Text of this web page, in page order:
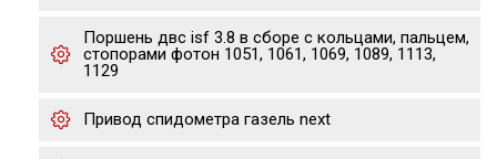
Поршень двс isf 3.8 в сборе с кольцами, пальцем,
стопорами фотон 1051, 1061, 1069, 1089, 1113,
1129
Привод спидометра газель next